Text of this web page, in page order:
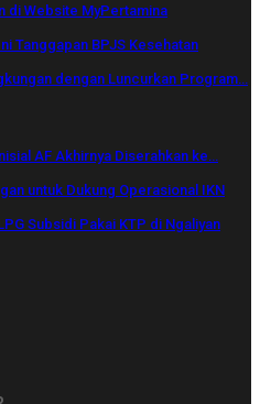
di Website MyPertamina
Tanggapan BPJS Kesehatan
dengan Luncurkan Program…
AF Akhirnya Diserahkan ke…
untuk Dukung Operasional IKN
Subsidi Pakai KTP di Ngaliyan